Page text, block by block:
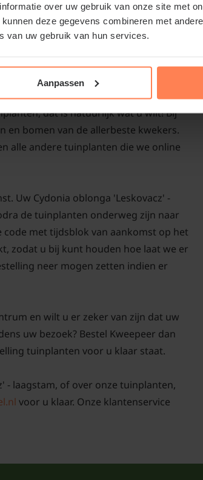
over uw gebruik van onze site met
deze gegevens combineren met
van uw gebruik van hun services.
Aanpassen
Bomen van
kan omdat we al
aangroeigarantie!
Veelgestelde
'Leskovacz':
De eironde ovale
zijn in het
verkleuren de
oblonga 'Leskovacz'
een kleinere tuin te
planten?
Omdat de Cydonia
hele jaar door worden
aan de wortels doen
weer rond om de
kopen of Kweepeer
partij. Naast de webshop is er
bezoeken.
dat is natuurlijk wat u wilt! Bij
en bomen van de allerbeste kwekers.
alle andere tuinplanten die we online
Uw Cydonia oblonga 'Leskovacz' -
de tuinplanten onderweg zijn naar
met tijdsblok van aankomst op het
zodat u bij kunt houden hoe laat we er
neer mogen zetten indien er
en wilt u er zeker van zijn dat uw
uw bezoek? Bestel Kweepeer dan
tuinplanten voor u klaar staat.
- laagstam, of over onze tuinplanten,
voor u klaar. Onze klantenservice